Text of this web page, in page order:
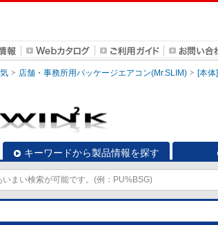
店舗・事務所用パッケージエアコン(Mr.SLIM) [本
キーワードから製品情報を探す